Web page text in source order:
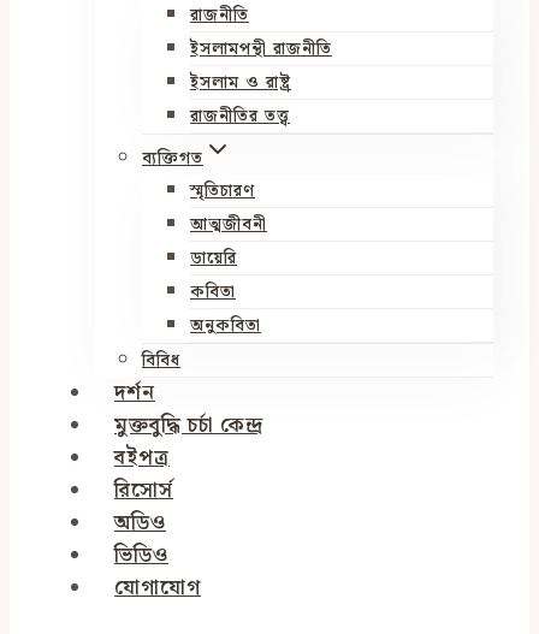
রাজনীতি
ইসলামপন্থী রাজনীতি
ইসলাম ও রাষ্ট্র
রাজনীতির তত্ত্ব
ব্যক্তিগত
স্মৃতিচারণ
আত্মজীবনী
ডায়েরি
কবিতা
অনুকবিতা
বিবিধ
দর্শন
মুক্তবুদ্ধি চর্চা কেন্দ্র
বইপত্র
রিসোর্স
অডিও
ভিডিও
যোগাযোগ